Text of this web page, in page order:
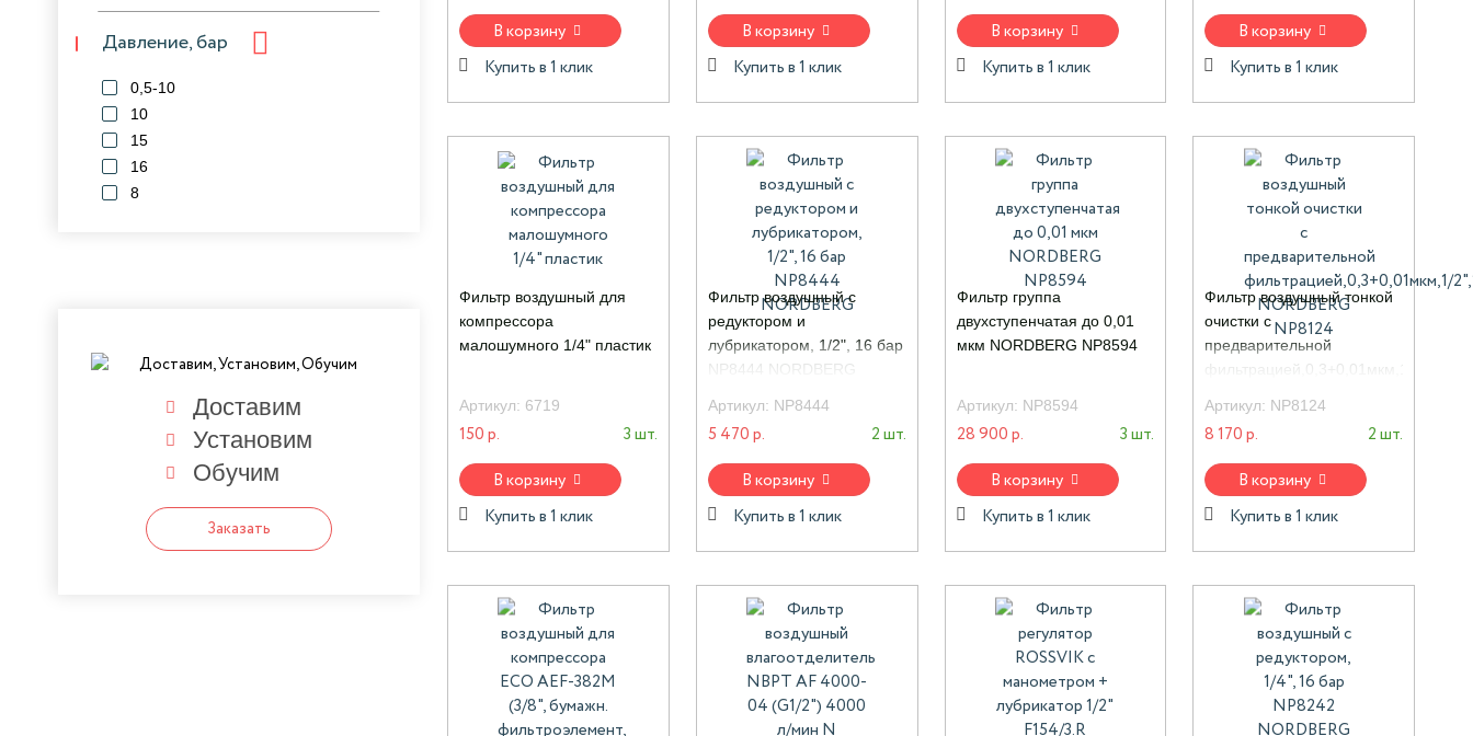
Давление, бар
0,5-10
10
15
16
8
Доставим
Установим
Обучим
Заказать
В корзину
Купить в 1 клик
В корзину
Купить в 1 клик
В корзину
Купить в 1 клик
В корзину
Купить в 1 клик
Фильтр воздушный для
компрессора
малошумного 1/4" пластик
Артикул: 6719
150 р. 3 шт.
В корзину
Купить в 1 клик
Фильтр воздушный с
редуктором и
лубрикатором, 1/2", 16 бар
NP8444 NORDBERG
Артикул: NP8444
5 470 р. 2 шт.
В корзину
Купить в 1 клик
Фильтр группа
двухступенчатая до 0,01
мкм NORDBERG NP8594
Артикул: NP8594
28 900 р. 3 шт.
В корзину
Купить в 1 клик
Фильтр воздушный тонкой
очистки с
предварительной
фильтрацией,0,3+0,01мкм,1/
Артикул: NP8124
8 170 р. 2 шт.
В корзину
Купить в 1 клик